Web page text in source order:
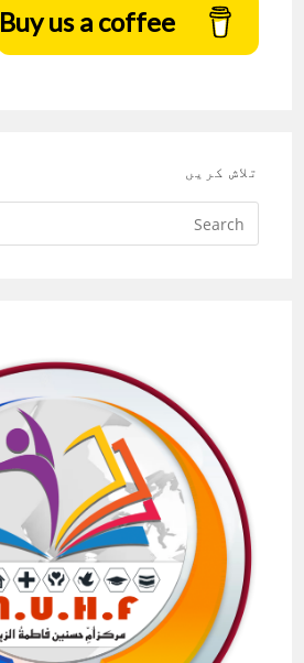
Buy us a coffee
تلاش کریں